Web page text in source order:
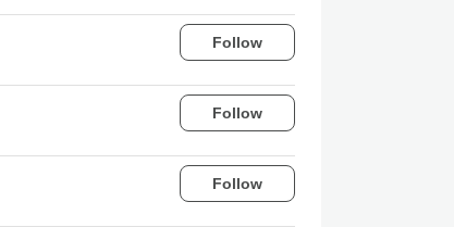
Follow
Follow
Follow